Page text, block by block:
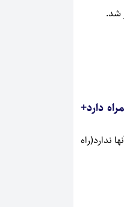
شد.
دارد+
ندارد(راه